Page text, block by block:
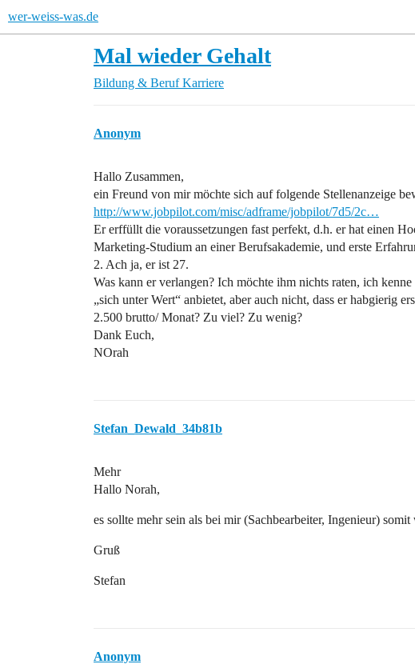
wer-weiss-was.de
Mal wieder Gehalt
Bildung & Beruf Karriere
Anonym
Hallo Zusammen,
ein Freund von mir möchte sich auf folgende Stellenanzeige
http://www.jobpilot.com/misc/adframe/jobpilot/7d5/2c…
Er erffüllt die voraussetzungen fast perfekt, d.h. er hat einen
Marketing-Studium an einer Berufsakademie, und erste
2. Ach ja, er ist 27.
Was kann er verlangen? Ich möchte ihm nichts raten, ich
„sich unter Wert“ anbietet, aber auch nicht, dass er habgierig
2.500 brutto/ Monat? Zu viel? Zu wenig?
Dank Euch,
NOrah
Stefan_Dewald_34b81b
Mehr
Hallo Norah,
es sollte mehr sein als bei mir (Sachbearbeiter, Ingenieur)
Gruß
Stefan
Anonym